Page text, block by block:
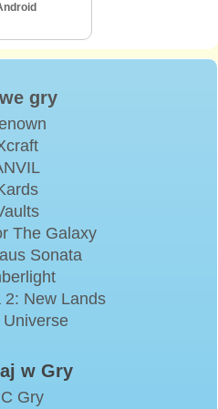
gry
The Galaxy
Sonata
2: New Lands
Universe
w Gry
Gry